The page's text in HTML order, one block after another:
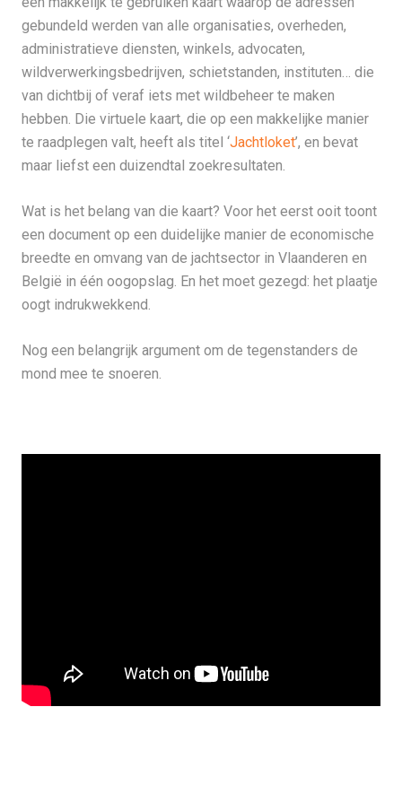
gebundeld werden van alle organisaties, overheden,
administratieve diensten, winkels, advocaten,
wildverwerkingsbedrijven, schietstanden, instituten… die
van dichtbij of veraf iets met wildbeheer te maken
hebben. Die virtuele kaart, die op een makkelijke manier
te raadplegen valt, heeft als titel ‘Jachtloket’, en bevat
maar liefst een duizendtal zoekresultaten.
Wat is het belang van die kaart? Voor het eerst ooit toont
een document op een duidelijke manier de economische
breedte en omvang van de jachtsector in Vlaanderen en
België in één oogopslag. En het moet gezegd: het plaatje
oogt indrukwekkend.
Nog een belangrijk argument om de tegenstanders de
mond mee te snoeren.